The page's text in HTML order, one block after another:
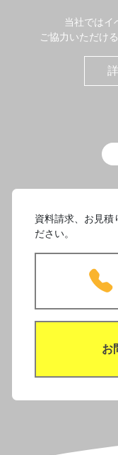
当社ではイ
ご協力いただけ
資料請求、お見積
ださい。
お